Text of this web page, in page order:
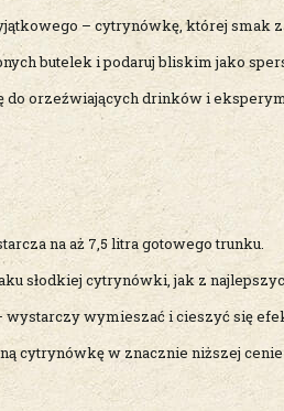
– cytrynówkę, której smak
butelek i podaruj bliskim jako
orzeźwiających drinków i
na aż 7,5 litra gotowego trunku.
słodkiej cytrynówki, jak z
wymieszać i cieszyć się
cytrynówkę w znacznie niższej